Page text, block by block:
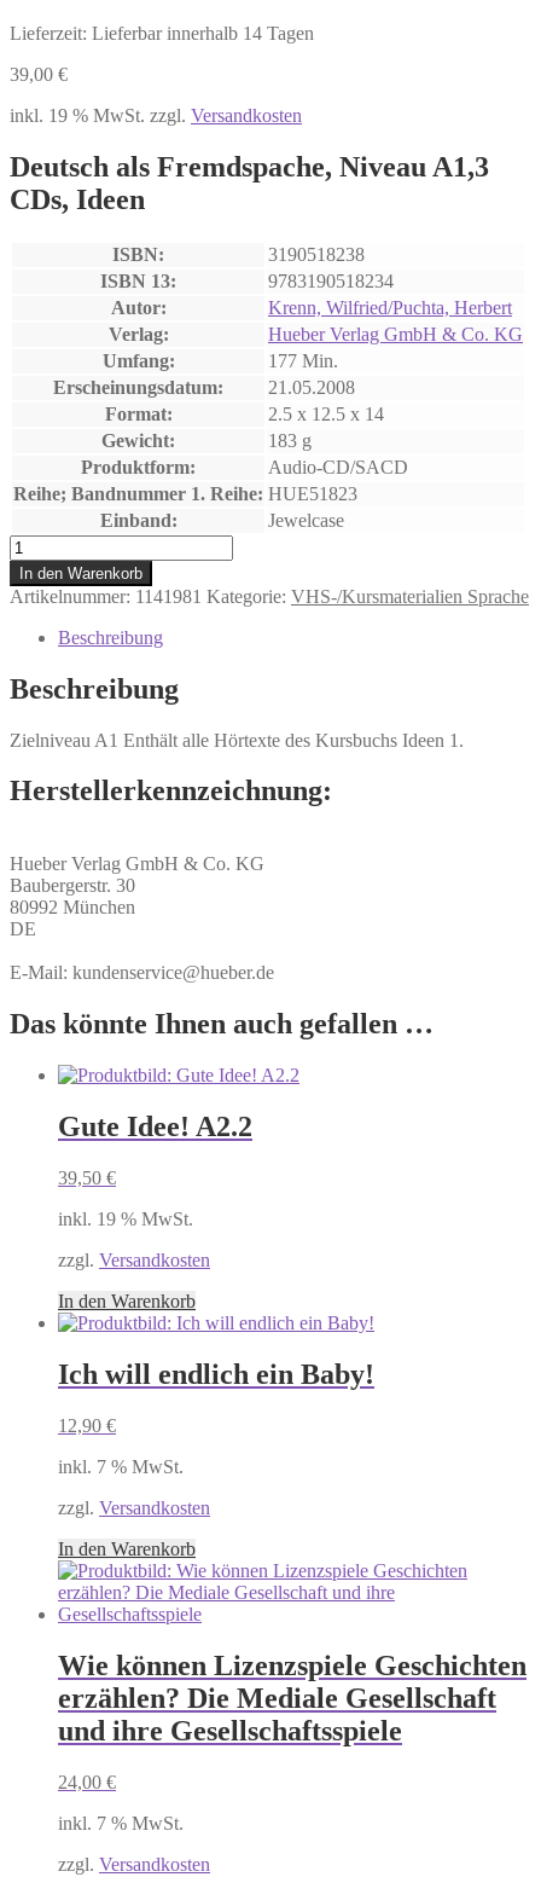
Lieferzeit: Lieferbar innerhalb 14 Tagen
39,00 €
inkl. 19 % MwSt. zzgl. Versandkosten
Deutsch als Fremdspache, Niveau A1,3
CDs, Ideen
ISBN:
3190518238
ISBN 13:
9783190518234
Autor:
Krenn, Wilfried/Puchta, Herbert
Verlag:
Hueber Verlag GmbH & Co. KG
Umfang:
177 Min.
Erscheinungsdatum:
21.05.2008
Format:
2.5 x 12.5 x 14
Gewicht:
183 g
Produktform:
Audio-CD/SACD
Reihe; Bandnummer 1. Reihe: HUE51823
Einband:
Jewelcase
Ideen
1
Menge
In den Warenkorb
Artikelnummer: 1141981 Kategorie: VHS-/Kursmaterialien Sprache
Beschreibung
Beschreibung
Zielniveau A1 Enthält alle Hörtexte des Kursbuchs Ideen 1.
Herstellerkennzeichnung:
Hueber Verlag GmbH & Co. KG
Baubergerstr. 30
80992 München
DE
E-Mail: kundenservice@hueber.de
Das könnte Ihnen auch gefallen …
Gute Idee! A2.2
39,50 €
inkl. 19 % MwSt.
zzgl. Versandkosten
In den Warenkorb
Ich will endlich ein Baby!
12,90 €
inkl. 7 % MwSt.
zzgl. Versandkosten
In den Warenkorb
Wie können Lizenzspiele Geschichten
erzählen? Die Mediale Gesellschaft
und ihre Gesellschaftsspiele
24,00 €
inkl. 7 % MwSt.
zzgl. Versandkosten